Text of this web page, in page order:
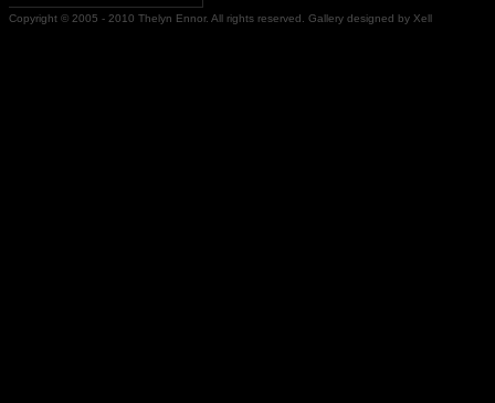
Copyright © 2005 - 2010 Thelyn Ennor. All rights reserved. Gallery designed by Xell